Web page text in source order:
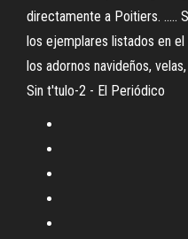
directamente a Poitiers. .....
los ejemplares listados en
los adornos navideños,
Sin t'tulo-2 - El Periódico